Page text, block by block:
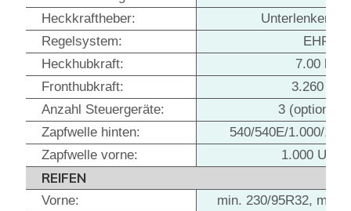
Heckkraftheber:
Unterlenker
Regelsystem:
EHR
Heckhubkraft:
7.00 kg
Fronthubkraft:
3.260 kg
Anzahl Steuergeräte:
3 (optional
Zapfwelle hinten:
540/540E/1.000/
Zapfwelle vorne:
1.000 U/
REIFEN
Vorne:
min. 230/95R32,